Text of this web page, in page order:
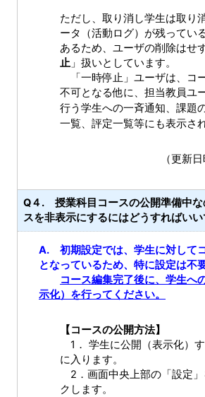
ただし、取り消し学生は取り
ータ（活動ログ）が残ってい
あるため、ユーザの削除はせ
止 」扱いとしています。
「一時停止」ユーザは、コ
不可となる他に、担当教員ユ
行う 学生への一斉通知、課題
一覧、評定一覧等にも表示さ
（更新
Q４. 授業科目コースの公開準備中な
スを非表示にするにはどうすればいい
A. 初期設定では、学生に対して
となっているため、特に設定は不
コース編集完了後に、学生へ
示化）を行ってください。
【コースの公開方法】
1． 学生に公開（表示化）
に入ります。
2．画面中央上部の「設定」
クします。